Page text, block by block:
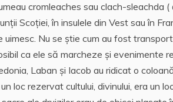
cromleaches sau clach-sleachda
Scoţiei, în insulele din Vest sau în
uimesc. Nu se ştie cum au fost
ca ele să marcheze şi evenimente
Laban şi Iacob au ridicat o
loc rezervat cultului, divinului, era un